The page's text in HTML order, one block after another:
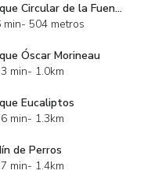
Parque Circular de la Fuente
min- 504 metros
Óscar Morineau
min- 1.0km
Eucaliptos
min- 1.3km
de Perros
min- 1.4km